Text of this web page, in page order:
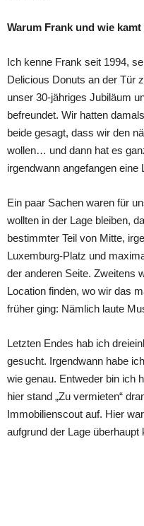
Warum Frank und wie
Ich kenne Frank seit 1994,
Delicious Donuts an der Tür
unser 30-jähriges Jubiläum
befreundet. Wir hatten
beide gesagt, dass wir den
wollen… und dann hat es
irgendwann angefangen
Ein paar Sachen waren für
wollten in der Lage bleiben,
bestimmter Teil von Mitte,
Luxemburg-Platz und
der anderen Seite. Zweitens
Location finden, wo wir das
früher ging: Nämlich laute
Letzten Endes hab ich
gesucht. Irgendwann habe
wie genau. Entweder bin ich
hier stand „Zu vermieten“
Immobilienscout auf. Hier
aufgrund der Lage überhaupt